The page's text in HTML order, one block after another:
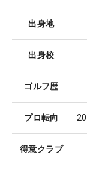
出身地
出身校
ゴルフ歴
プロ転向
得意クラブ